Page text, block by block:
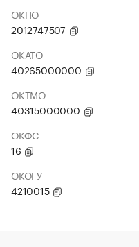
ОКПО
2012747507
ОКАТО
40265000000
ОКТМО
40315000000
ОКФС
16
ОКОГУ
4210015